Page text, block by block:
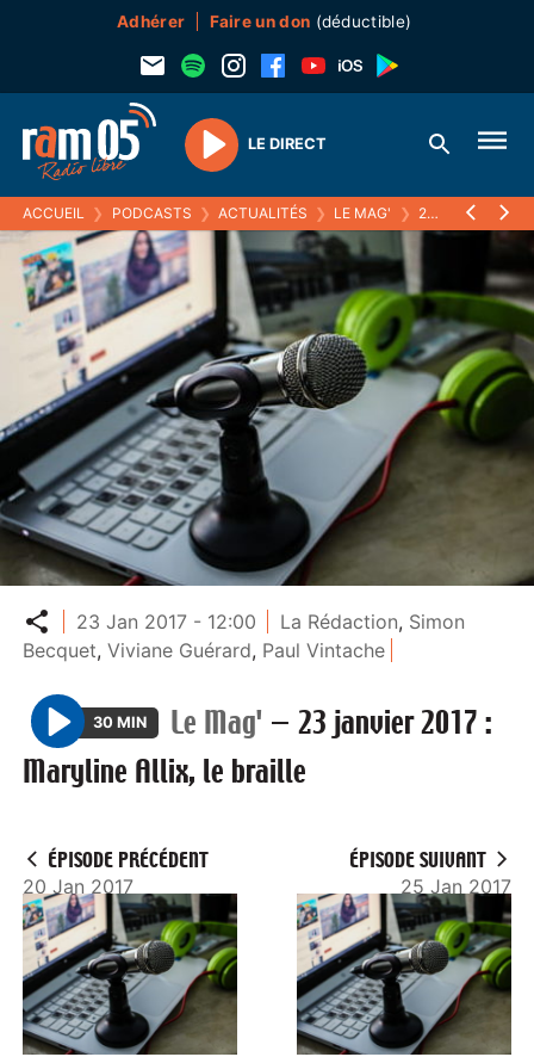
Adhérer Faire un don (déductible)
Play
LE DIRECT
ACCUEIL ❯ PODCASTS ❯ ACTUALITÉS ❯ LE MAG' ❯ 23 JANVIER 2017 : MARYLINE ALLIX, LE BRAILLE
Partager
23 Jan 2017 - 12:00 La Rédaction, Simon
Becquet,Viviane Guérard, Paul Vintache
P
l
30 MIN Le Mag' — 23 janvier 2017 :
Maryline Allix, le braille
ÉPISODE PRÉCÉDENT
20 Jan 2017
ÉPISODE SUIVANT
25 Jan 2017